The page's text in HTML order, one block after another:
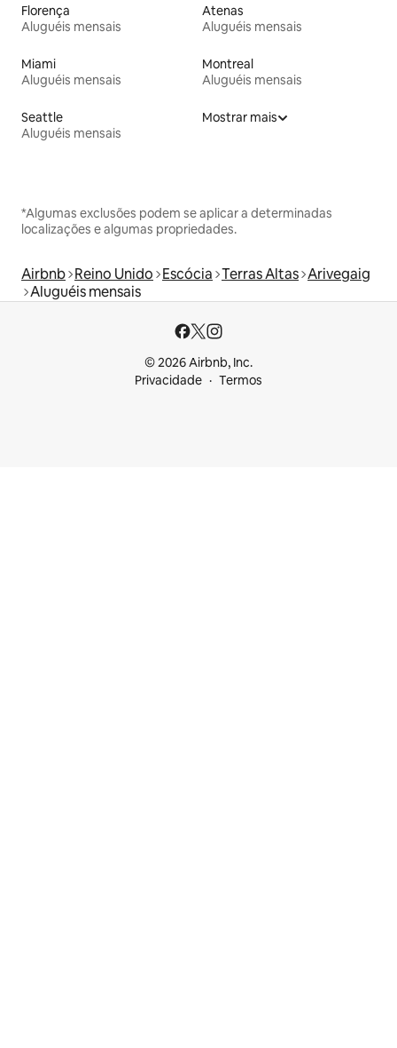
Florença
Aluguéis mensais
Atenas
Aluguéis mensais
Miami
Aluguéis mensais
Montreal
Aluguéis mensais
Seattle
Aluguéis mensais
Mostrar mais
*Algumas exclusões podem se aplicar a determinadas
localizações e algumas propriedades.
Airbnb Reino Unido Escócia Terras Altas Arivegaig
Aluguéis mensais
© 2026 Airbnb, Inc.
Privacidade
Termos